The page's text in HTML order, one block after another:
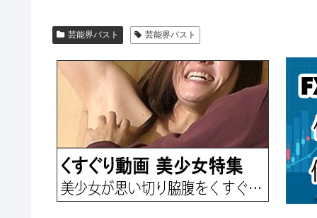
芸能界バスト 芸能界バスト